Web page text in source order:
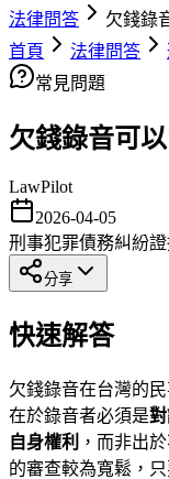
法律問答
欠錢錄
首頁
法律問答
常見問題
欠錢錄音可
LawPilot
2026-04-05
刑事犯罪債務糾紛證
分享
快速解答
欠錢錄音在台灣的民
在於錄音者必須是
自身權利 ，而非出
的審查較為寬鬆，